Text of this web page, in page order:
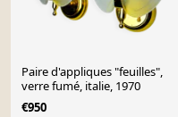
Paire d'appliques "feuilles",
verre fumé, italie, 1970
€950